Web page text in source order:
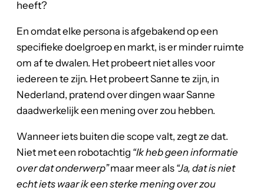
heeft?
En omdat elke persona is afgebakend op een
specifieke doelgroep en markt, is er minder ruimte
om af te dwalen. Het probeert niet alles voor
iedereen te zijn. Het probeert Sanne te zijn, in
Nederland, pratend over dingen waar Sanne
daadwerkelijk een mening over zou hebben.
Wanneer iets buiten die scope valt, zegt ze dat.
Niet met een robotachtig “Ik heb geen informatie
over dat onderwerp”maar meer als “Ja, dat is niet
echt iets waar ik een sterke mening over zou